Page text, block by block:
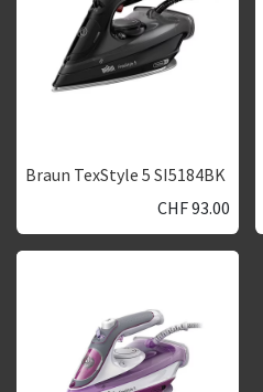
Braun TexStyle 5 SI5184BK
CHF93.00